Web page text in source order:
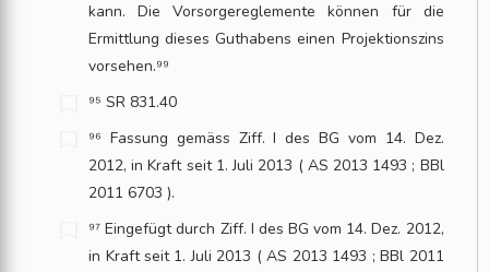
kann. Die Vorsorgereglemente können für die
Ermittlung dieses Guthabens einen Projektionszins
vorsehen.⁹⁹
⁹⁵ SR 831.40
⁹⁶ Fassung gemäss Ziff. I des BG vom 14. Dez.
2012, in Kraft seit 1. Juli 2013 ( AS 2013 1493 ; BBl
2011 6703 ).
⁹⁷ Eingefügt durch Ziff. I des BG vom 14. Dez. 2012,
in Kraft seit 1. Juli 2013 ( AS 2013 1493 ; BBl 2011